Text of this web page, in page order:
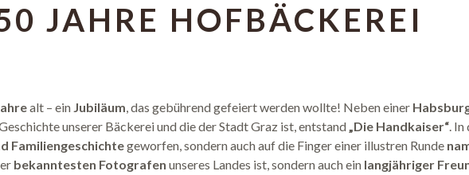
JAHRE HOFBÄCKEREI
alt – ein Jubiläum, das gebührend gefeiert werden wollte! Neben einer
unserer Bäckerei und die der Stadt Graz ist, entstand„Die Handkaiser“. In
Familiengeschichtegeworfen, sondern auch auf die Finger einer illustren Runde
bekanntesten Fotografen unseres Landes ist, sondern auch ein langjähriger